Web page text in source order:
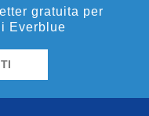
gratuita per
Everblue